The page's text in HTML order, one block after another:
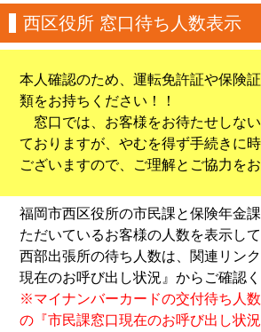
西区役所 窓口待ち人数表示
本人確認のため、運転免許証や保険
類をお持ちください！！
窓口では、お客様をお待たせしな
ておりますが、やむを得ず手続きに
ございますので、ご理解とご協力を
福岡市西区役所の市民課と保険年金
ただいているお客様の人数を表示して
西部出張所の待ち人数は、関連リン
現在のお呼び出し状況』からご確認く
※マイナンバーカードの交付待ち人
の『市民課窓口現在のお呼び出し状